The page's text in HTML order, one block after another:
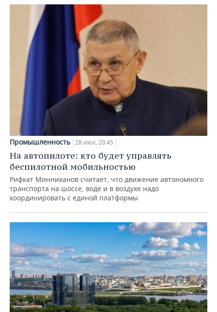
Промышленность 28 июл, 20:45
На автопилоте: кто будет управлять
беспилотной мобильностью
Рифкат Минниханов считает, что движение автономного
транспорта на шоссе, воде и в воздухе надо
координировать с единой платформы